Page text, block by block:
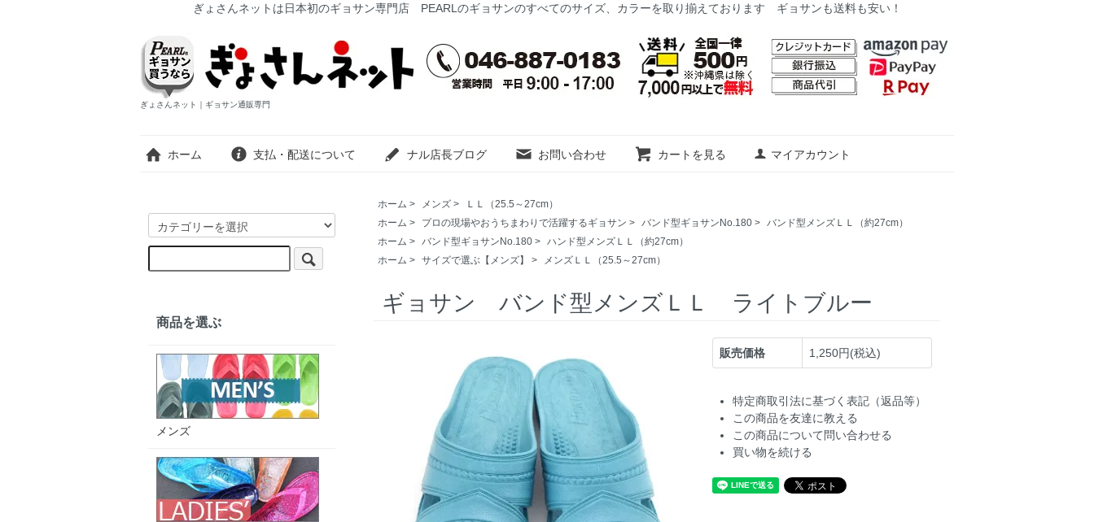
ぎょさんネットは日本初のギョサン専門店 PEARLのギョサンのすべてのサイズ、カラーを取り揃えております ギョサンも送料も安い！
ぎょさんネット｜ギョサン通販専門
ホーム 支払・配送について ナル店長ブログ お問い合わせ カートを見る マイアカウント
ホーム > メンズ >
ＬＬ（25.5～27cm）
ホーム > プロの現場やおうちまわりで活躍するギョサン > バンド型ギョサンNo.180 > バンド型メンズＬＬ（約27cm）
ホーム > バンド型ギョサンNo.180 > ハンド型メンズＬＬ（約27cm）
ホーム > サイズで選ぶ【メンズ】 > メンズＬＬ（25.5～27cm）
ギョサン バンド型メンズＬＬ ライトブルー
販売価格 1,250円(税込)
特定商取引法に基づく表記（返品等）
この商品を友達に教える
この商品について問い合わせる
買い物を続ける
商品を選ぶ
メンズ